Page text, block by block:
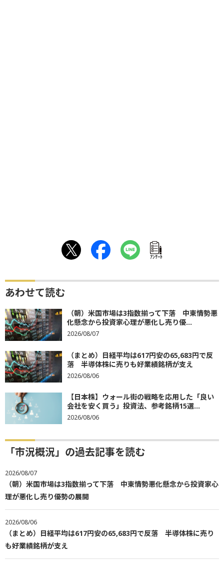
ｱﾝｹｰﾄ
あわせて読む
（朝）米国市場は3指数揃って下落 中東情勢悪
化懸念から投資家心理が悪化し売り優...
2026/08/07
（まとめ）日経平均は617円安の65,683円で反
落 半導体株に売りも好業績銘柄が支え
2026/08/06
【日本株】ウォール街の戦略を応用した「良い
会社を安く買う」投資法、参考銘柄15選...
2026/08/06
「市況概況」の過去記事を読む
2026/08/07
（朝）米国市場は3指数揃って下落 中東情勢悪化懸念から投資家心
理が悪化し売り優勢の展開
2026/08/06
（まとめ）日経平均は617円安の65,683円で反落 半導体株に売り
も好業績銘柄が支え